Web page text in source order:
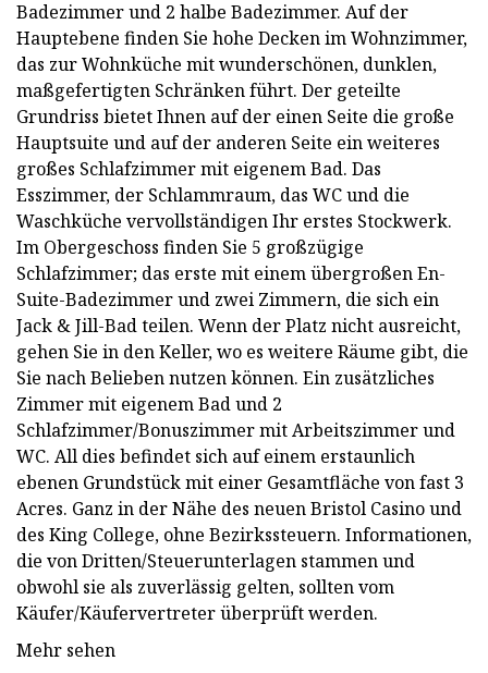
Badezimmer und 2 halbe Badezimmer. Auf der
Hauptebene finden Sie hohe Decken im Wohnzimmer,
das zur Wohnküche mit wunderschönen, dunklen,
maßgefertigten Schränken führt. Der geteilte
Grundriss bietet Ihnen auf der einen Seite die große
Hauptsuite und auf der anderen Seite ein weiteres
großes Schlafzimmer mit eigenem Bad. Das
Esszimmer, der Schlammraum, das WC und die
Waschküche vervollständigen Ihr erstes Stockwerk.
Im Obergeschoss finden Sie 5 großzügige
Schlafzimmer; das erste mit einem übergroßen En-
Suite-Badezimmer und zwei Zimmern, die sich ein
Jack & Jill-Bad teilen. Wenn der Platz nicht ausreicht,
gehen Sie in den Keller, wo es weitere Räume gibt, die
Sie nach Belieben nutzen können. Ein zusätzliches
Zimmer mit eigenem Bad und 2
Schlafzimmer/Bonuszimmer mit Arbeitszimmer und
WC. All dies befindet sich auf einem erstaunlich
ebenen Grundstück mit einer Gesamtfläche von fast 3
Acres. Ganz in der Nähe des neuen Bristol Casino und
des King College, ohne Bezirkssteuern. Informationen,
die von Dritten/Steuerunterlagen stammen und
obwohl sie als zuverlässig gelten, sollten vom
Käufer/Käufervertreter überprüft werden.
Mehr sehen